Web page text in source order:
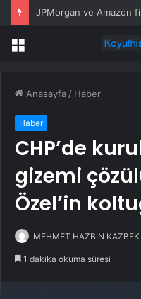
Menü
Anasayfa / Haber
Haber
CHP’de
gizemi
Özel’in
MEHMET HAZBİN KAZBEK
1 dakika okuma süresi